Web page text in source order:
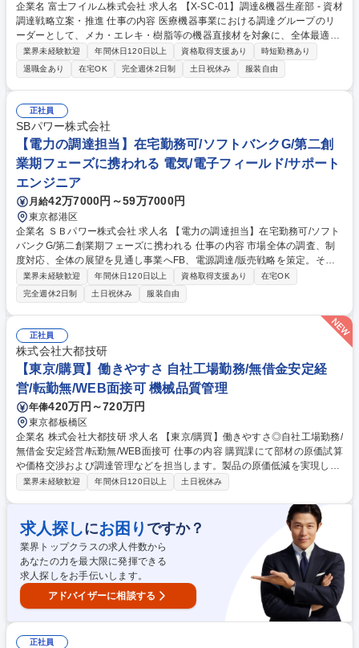
企業名 富士フイルム株式会社 求人名 【X-SC-01】調達&機器生産部 - 資材
調達戦略立案・推進 仕事の内容 医療機器事業における調達グループのリ
ーダーとして、メカ・エレキ・樹脂等の機器直接材を対象に、全体最適視
点での調達戦略の立案・遂行、グローバル調達マネジメント、グループ全
体を代表した交渉を担います。 【詳細】■機器部品の調達戦略の立案と遂
行 ■事業横断活動、グローバル調達拡大への提起とマネジメント ■グルー
プ会社全体を代表してのサプライヤー交渉、グループ会社支援 【ポジショ
ンの魅力】調達力が事業競争力に直結する時代であり、ご自身の活躍が会
社への貢献として直に実感できます。また経営戦略とも密接に関係してい
る重要課題を担い、全社視点での調達戦略を策定するダイナミズムを経験
できます。 募集職種 【X-SC-01】調達&機器生産部 - 資材調達戦略立案・
推進
業界未経験歓迎 年間休日120日以上 資格取得支援あり
時短勤務あり
退職金あり
在宅OK 完全週休2日制 土日祝休み 服装自由
正社員
SBパワー株式会社
【電力の調達担当】在宅勤務可/ソフトバンクG/第二創
業期フェーズに携われる 電気/電子フィールド/サポート
エンジニア
月給42万7000円～59万7000円
東京都港区
企業名 ＳＢパワー株式会社 求人名 【電力の調達担当】在宅勤務可/ソフト
バンクG/第二創業期フェーズに携われる 仕事の内容 市場全体の調査、制
度対応、全体の展望を見通し事業へFB、電源調達/販売戦略を策定。それ
に基づき、実際の電力トレーディング、リスク計量、デリバティブ・ヘッ
ジ、収益改善に関わるフロント業務をお任せします。 【具体的な業務内
容】■電源調達/販売/取引先との折衝■電力/燃料等の現物/先物取引実行、取
引/口座管理（フロント業務）、取引に関連する社内折衝/決裁取得■電力ト
レーディング戦略検討、収益改善■契約内容の確認・交渉■上層部へレポー
ティング及びその資料作成 ※まずは上記業務に注力いただき、ゆくゆくは
トレーディング業務もお任せする予定です。 募集職種 【電力の調達担
当】在宅勤務可/ソフトバンクG/第二創業期フェーズに携われる
業界未経験歓迎 年間休日120日以上 資格取得支援あり
在宅OK
完全週休2日制
土日祝休み 服装自由
正社員
株式会社大都技研
【東京/購買】働きやすさ 自社工場勤務/無借金安定経
営/転勤無/WEB面接可 機械品質管理
年俸420万円～720万円
東京都板橋区
企業名 株式会社大都技研 求人名 【東京/購買】働きやすさ◎自社工場勤務/
無借金安定経営/転勤無/WEB面接可 仕事の内容 購買課にて部材の原価試算
や価格交渉および調達管理などを担当します。製品の原価低減を実現し自
社の利益率向上に直接貢献できることが大きなやりがいです。 購買課にて
引先の選定から調達管理まで購買プロセス全体に深く関わります。 原価低
減提案を通じて自社の収益性向上を牽引し購買部門の中心的存在として事
業を支える活躍が期待されます。 募集職種 【東京/購買】働きやすさ◎自
社工場勤務/無借金安定経営/転勤無/WEB面接可
業界未経験歓迎 年間休日120日以上 土日祝休み
求人探しにお困り ですか？
業界トップクラスの求人件数から
あなたの力を最大限に発揮できる
求人探しをお手伝いします。
アドバイザーに相談する
正社員